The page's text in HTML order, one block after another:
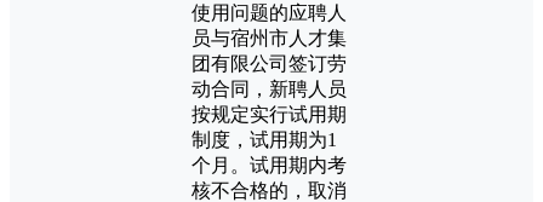
使用问题的应聘人
员与宿州市人才集
团有限公司签订劳
动合同，新聘人员
按规定实行试用期
制度，试用期为1
个月。试用期内考
核不合格的，取消